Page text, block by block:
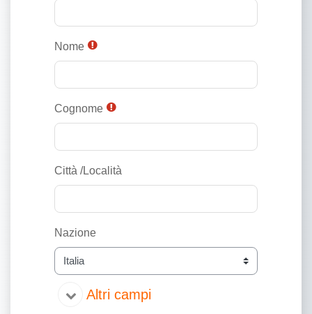
Nome
Cognome
Città /Località
Nazione
Altri campi